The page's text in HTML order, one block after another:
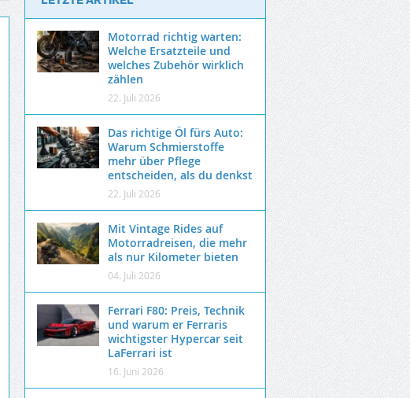
Motorrad richtig warten:
Welche Ersatzteile und
welches Zubehör wirklich
zählen
22. Juli 2026
Das richtige Öl fürs Auto:
Warum Schmierstoffe
mehr über Pflege
entscheiden, als du denkst
22. Juli 2026
Mit Vintage Rides auf
Motorradreisen, die mehr
als nur Kilometer bieten
04. Juli 2026
Ferrari F80: Preis, Technik
und warum er Ferraris
wichtigster Hypercar seit
LaFerrari ist
16. Juni 2026